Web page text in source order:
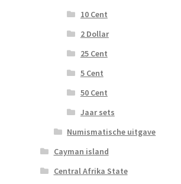
10 Cent
2 Dollar
25 Cent
5 Cent
50 Cent
Jaar sets
Numismatische uitgave
Cayman island
Central Afrika State